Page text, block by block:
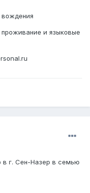
вождения
и языковые
в г. Сен-Назер в семью